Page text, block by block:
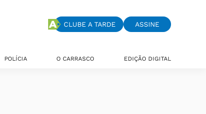
CLUBE A TARDE ASSINE
POLÍCIA O CARRASCO EDIÇÃO DIGITAL